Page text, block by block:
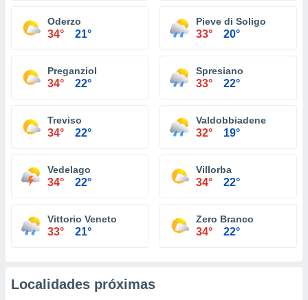
Oderzo
34° 21°
Pieve di Soligo
33° 20°
Preganziol
34° 22°
Spresiano
33° 22°
Treviso
34° 22°
Valdobbiadene
32° 19°
Vedelago
34° 22°
Villorba
34° 22°
Vittorio Veneto
33° 21°
Zero Branco
34° 22°
Localidades próximas